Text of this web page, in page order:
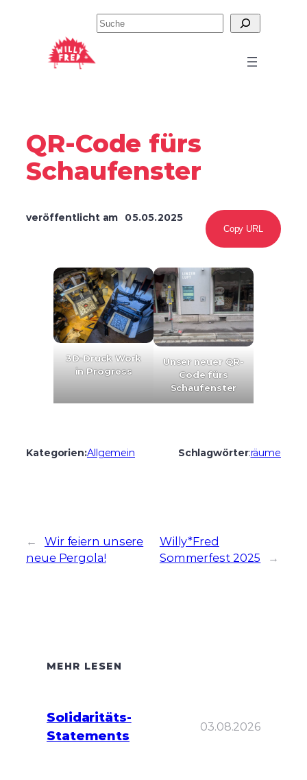
springen
Suchen
QR-Code fürs
Schaufenster
veröffentlicht am 05.05.2025
Copy URL
3D-Druck Work
in Progress
Unser neuer QR-
Code fürs
Schaufenster
Kategorien:Allgemein Schlagwörter:räume
←
Wir feiern unsere
neue Pergola!
Willy*Fred
Sommerfest 2025
→
MEHR LESEN
Solidaritäts-
Statements
03.08.2026